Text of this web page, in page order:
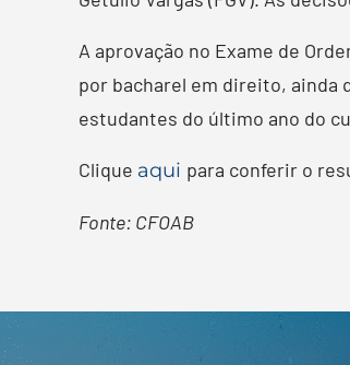
A aprovação no Exame de
por bacharel em direito, ainda
estudantes do último ano do
Clique aqui para conferir o
Fonte: CFOAB